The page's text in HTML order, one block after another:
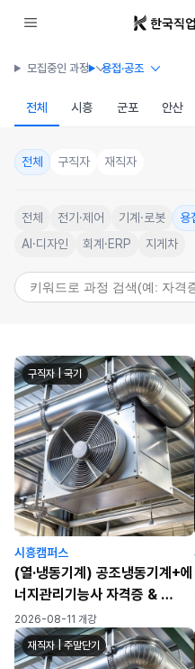
모집중인 과정 용접·공조
전체 시흥 군포 안산
전체 구직자 재직자
전체 전기·제어 기계·로봇 용
AI·디자인
회계·ERP 지게차
구직자 | 국기
시흥캠퍼스
(열·냉동기계) 공조냉동기계+에
너지관리기능사 자격증 &
열냉동설비 설치 실무
2026-08-11 개강
재직자 | 주말단기